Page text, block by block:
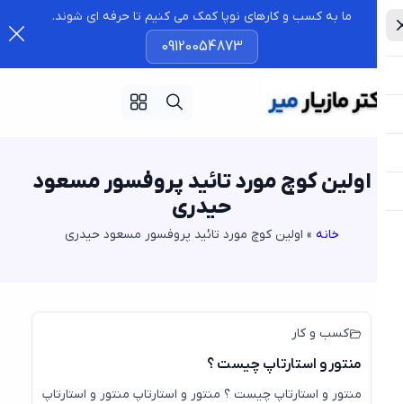
ما به کسب و کارهای نوپا کمک می کنیم تا حرفه ای شوند.
09120054873
اولین کوچ مورد تائید پروفسور مسعود
حیدری
»اولین کوچ مورد تائید پروفسور مسعود حیدری
کسب و کار
منتور و استارتاپ چیست ؟
منتور و استارتاپ چیست ؟ منتور و استارتاپ منتور و استارتاپ